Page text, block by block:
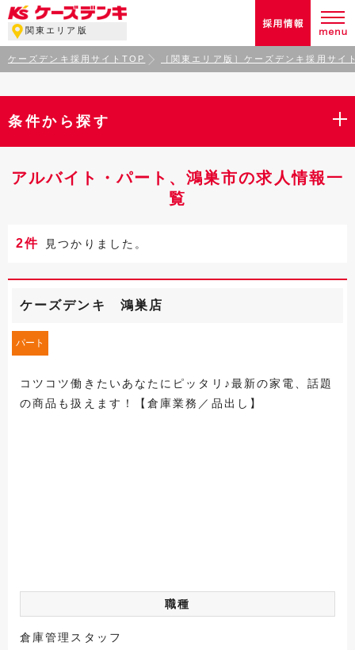
関東エリア版
ケーズデンキ採用サイトTOP ［関東エリア版］ケーズデンキ採用サイ
条件から探す
アルバイト・パート、鴻巣市の求人情報一
覧
2件 見つかりました。
ケーズデンキ 鴻巣店
パート
コツコツ働きたいあなたにピッタリ♪最新の家電、話題
の商品も扱えます！【倉庫業務／品出し】
職種
倉庫管理スタッフ